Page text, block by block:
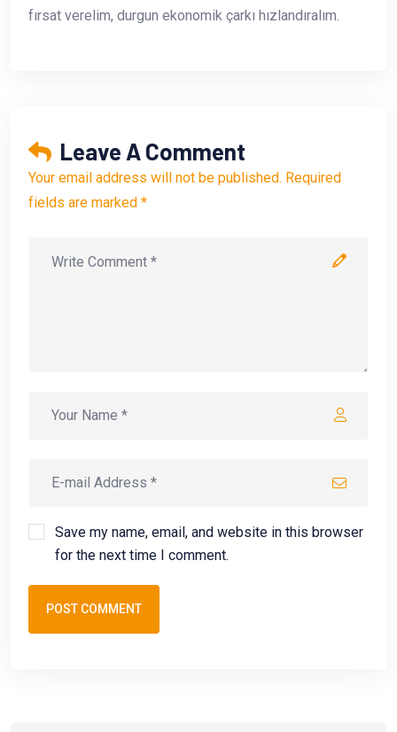
fırsat verelim, durgun ekonomik çarkı hızlandıralım.
Leave A Comment
Your email address will not be published. Required
fields are marked *
Save my name, email, and website in this browser
for the next time I comment.
POST COMMENT